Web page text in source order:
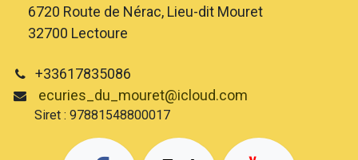
6720 Route de Nérac, Lieu-dit Mouret
32700 Lectoure
+33617835086
ecuries_du_mouret@icloud.com
Siret : 97881548800017